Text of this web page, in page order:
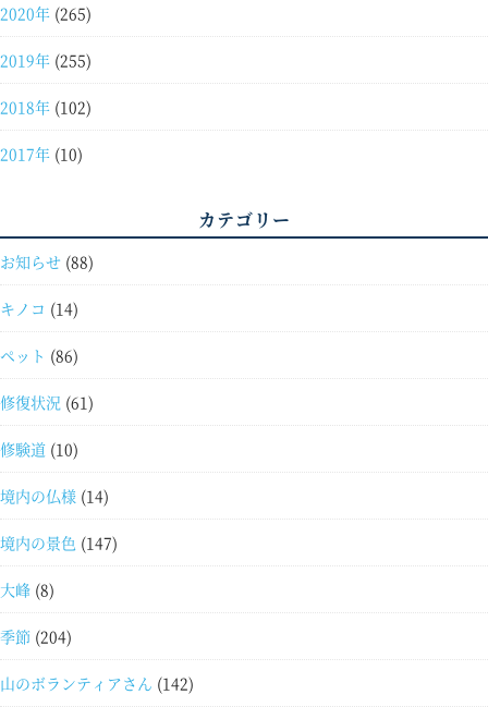
2020年 (265)
2019年 (255)
2018年 (102)
2017年 (10)
カテゴリー
お知らせ (88)
キノコ (14)
ペット (86)
修復状況 (61)
修験道 (10)
境内の仏様 (14)
境内の景色 (147)
大峰 (8)
季節 (204)
山のボランティアさん (142)